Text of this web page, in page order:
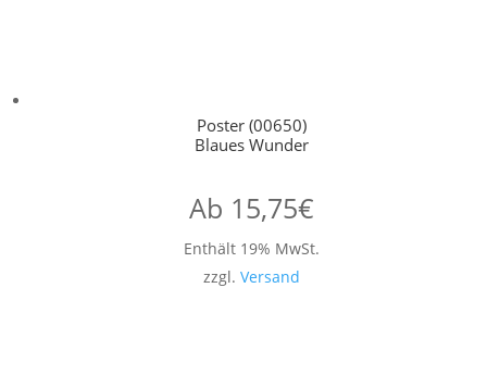
Poster (00650)
Blaues Wunder
Ab 15,75€
Enthält 19% MwSt.
zzgl. Versand